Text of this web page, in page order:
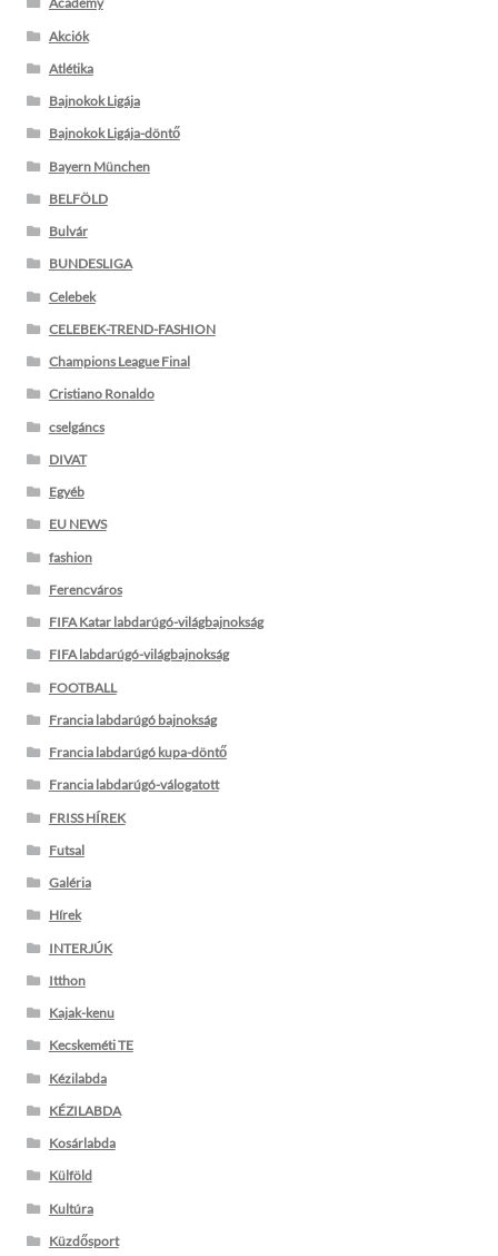
Akciók
Atlétika
Bajnokok Ligája
Bajnokok Ligája-döntő
Bayern München
BELFÖLD
Bulvár
BUNDESLIGA
Celebek
CELEBEK-TREND-FASHION
Champions League Final
Cristiano Ronaldo
cselgáncs
DIVAT
Egyéb
EU NEWS
fashion
Ferencváros
FIFA Katar labdarúgó-világbajnokság
FIFA labdarúgó-világbajnokság
FOOTBALL
Francia labdarúgó bajnokság
Francia labdarúgó kupa-döntő
Francia labdarúgó-válogatott
FRISS HÍREK
Futsal
Galéria
Hírek
INTERJÚK
Itthon
Kajak-kenu
Kecskeméti TE
Kézilabda
KÉZILABDA
Kosárlabda
Külföld
Kultúra
Küzdősport